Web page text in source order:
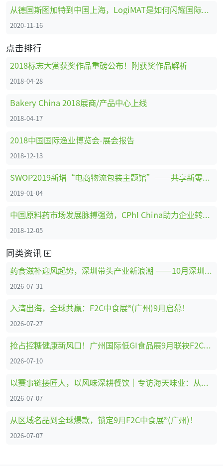
从德国斯图加特到中国上海，LogiMAT是如何闪耀国际舞台的
2020-11-16
点击排行
2018标志大赏获奖作品重磅公布！附获奖作品解析
2018-04-28
Bakery China 2018展商/产品中心上线
2018-04-17
2018中国国际渔业博览会-展会报告
2018-12-13
SWOP2019新增“电商物流包装主题馆”——共享新零售时代商机
2019-01-04
中国原料药市场发展脉搏强劲，CPhI China助力企业转型创新、全面升级 ！
2018-12-05
同类资讯
药食滋补迎风起势，深圳带头产业新浪潮 ——10月深圳HNC健康营养展药食滋补展区亮点抢先看
2026-07-31
入湾出海，全球共赢：F2C中食展®(广州)9月启幕！
2026-07-27
抢占控糖健康新风口！广州国际低GI食品展9月联袂F2C中食展®(广州)重磅启幕
2026-07-10
以赛事链接匠人，以风味深耕餐饮｜专访海天味业：从调味供应商到中餐行业共建者
2026-07-07
从区域名品到全球爆款，锁定9月F2C中食展®(广州)！
2026-07-07